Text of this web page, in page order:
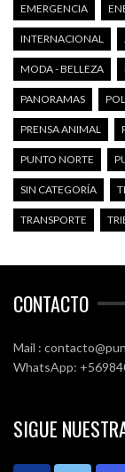
EMERGENCIA
INTERNACIONAL
MODA - BELLEZA
PANORAMAS
PRENSA ANIMAL
PUNTO NORTE
SIN CATEGORÍA
TRANSPORTE
CONTACTO
Mail :
WhatsApp:
SIGUE